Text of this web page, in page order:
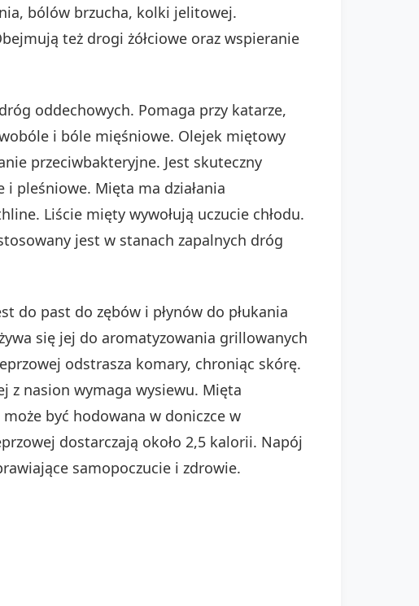
bólów brzucha, kolki jelitowej.
też drogi żółciowe oraz wspieranie
oddechowych. Pomaga przy katarze,
i bóle mięśniowe. Olejek miętowy
przeciwbakteryjne. Jest skuteczny
pleśniowe. Mięta ma działania
Liście mięty wywołują uczucie chłodu.
jest w stanach zapalnych dróg
do past do zębów i płynów do płukania
się jej do aromatyzowania grillowanych
odstrasza komary, chroniąc skórę.
z nasion wymaga wysiewu. Mięta
być hodowana w doniczce w
dostarczają około 2,5 kalorii. Napój
samopoczucie i zdrowie.